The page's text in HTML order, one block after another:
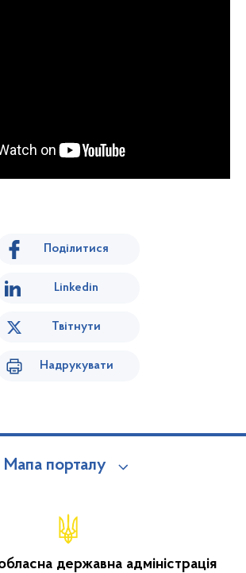
Поділитися
Linkedin
Твітнути
Надрукувати
Мапа порталу
державна адміністрація